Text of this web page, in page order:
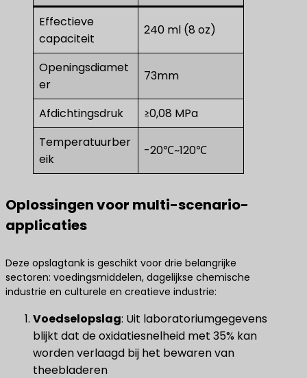
Effectieve
capaciteit
240 ml (8 oz)
Openingsdiamet
er
73mm
Afdichtingsdruk
≥0,08 MPa
Temperatuurber
eik
-20℃~120℃
Oplossingen voor multi-scenario-
applicaties
Deze opslagtank is geschikt voor drie belangrijke
sectoren: voedingsmiddelen, dagelijkse chemische
industrie en culturele en creatieve industrie:
Voedselopslag​: Uit laboratoriumgegevens
blijkt dat de oxidatiesnelheid met 35% kan
worden verlaagd bij het bewaren van
theebladeren